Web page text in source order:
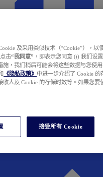
及采用类似技术（“Cookie”），以
击“我同意” ，即表示您同意 (i) 我们设
，我们稍后可能会将这些数据与您使
《隐私政策》 中进一步介绍了 Cookie 的
人及 Cookie 的存储时效等。如果您要
接受所有 Cookie